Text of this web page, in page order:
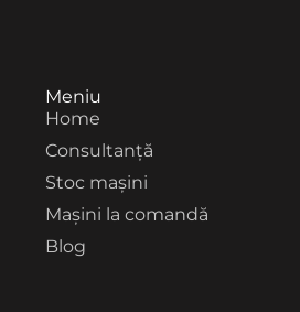
Meniu
Home
Consultanță
Stoc mașini
Mașini la comandă
Blog